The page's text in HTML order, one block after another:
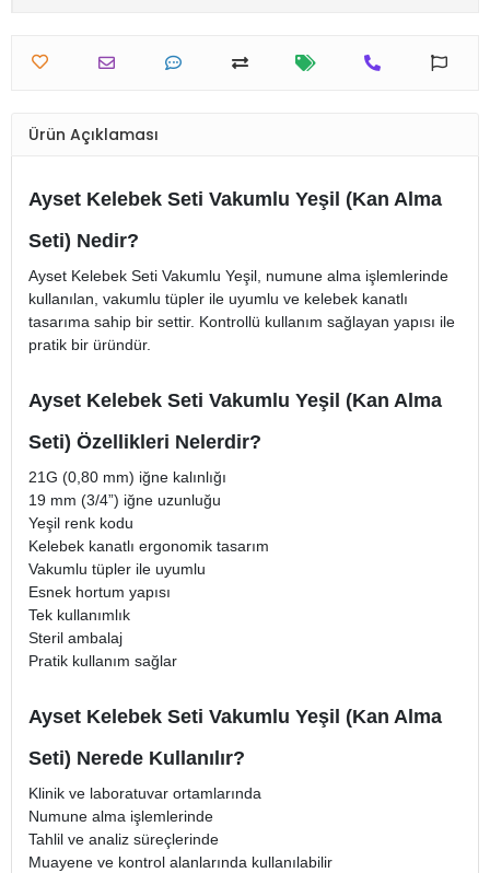
Ürün Açıklaması
Ayset Kelebek Seti Vakumlu Yeşil (Kan Alma
Seti) Nedir?
Ayset Kelebek Seti Vakumlu Yeşil, numune alma işlemlerinde
kullanılan, vakumlu tüpler ile uyumlu ve kelebek kanatlı
tasarıma sahip bir settir. Kontrollü kullanım sağlayan yapısı ile
pratik bir üründür.
Ayset Kelebek Seti Vakumlu Yeşil (Kan Alma
Seti) Özellikleri Nelerdir?
21G (0,80 mm) iğne kalınlığı
19 mm (3/4”) iğne uzunluğu
Yeşil renk kodu
Kelebek kanatlı ergonomik tasarım
Vakumlu tüpler ile uyumlu
Esnek hortum yapısı
Tek kullanımlık
Steril ambalaj
Pratik kullanım sağlar
Ayset Kelebek Seti Vakumlu Yeşil (Kan Alma
Seti) Nerede Kullanılır?
Klinik ve laboratuvar ortamlarında
Numune alma işlemlerinde
Tahlil ve analiz süreçlerinde
Muayene ve kontrol alanlarında kullanılabilir